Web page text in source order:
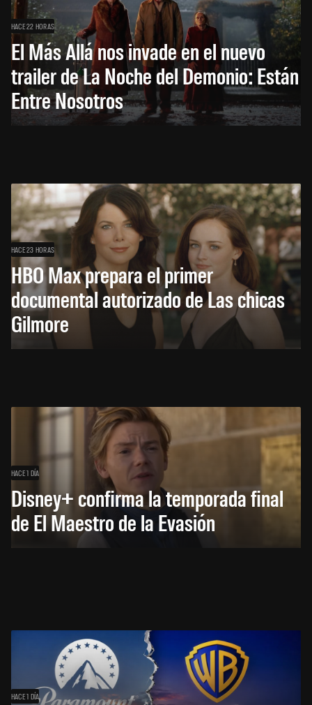
HACE 22 HORAS
El Más Allá nos invade en el nuevo
trailer de La Noche del Demonio: Están
Entre Nosotros
HACE 23 HORAS
HBO Max prepara el primer
documental autorizado de Las chicas
Gilmore
HACE 1 DÍA
Disney+ confirma la temporada final
de El Maestro de la Evasión
HACE 1 DÍA